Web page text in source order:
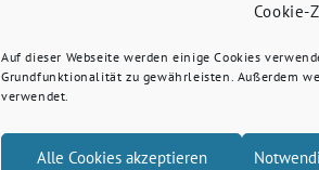
Cookie-
Auf dieser Webseite werden einige Cookies
Grundfunktionalität zu gewährleisten. Außerdem
verwendet.
Alle Cookies akzeptieren